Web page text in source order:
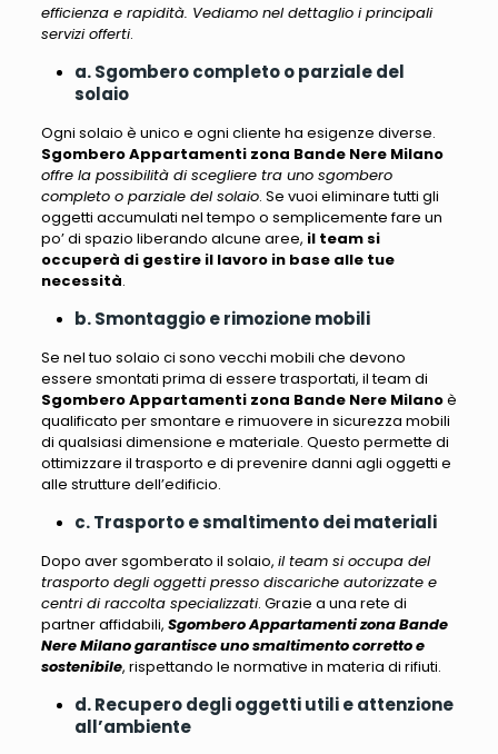
efficienza e rapidità. Vediamo nel dettaglio i principali
servizi offerti.
a. Sgombero completo o parziale del
solaio
Ogni solaio è unico e ogni cliente ha esigenze diverse.
Sgombero Appartamenti zona Bande Nere Milano
offre la possibilità di scegliere tra uno sgombero
completo o parziale del solaio. Se vuoi eliminare tutti gli
oggetti accumulati nel tempo o semplicemente fare un
po’ di spazio liberando alcune aree, il team si
occuperà di gestire il lavoro in base alle tue
necessità.
b. Smontaggio e rimozione mobili
Se nel tuo solaio ci sono vecchi mobili che devono
essere smontati prima di essere trasportati, il team di
Sgombero Appartamenti zona Bande Nere Milanoè
qualificato per smontare e rimuovere in sicurezza mobili
di qualsiasi dimensione e materiale. Questo permette di
ottimizzare il trasporto e di prevenire danni agli oggetti e
alle strutture dell’edificio.
c. Trasporto e smaltimento dei materiali
Dopo aver sgomberato il solaio, il team si occupa del
trasporto degli oggetti presso discariche autorizzate e
centri di raccolta specializzati. Grazie a una rete di
partner affidabili, Sgombero Appartamenti zona Bande
Nere Milano garantisce uno smaltimento corretto e
sostenibile, rispettando le normative in materia di rifiuti.
d. Recupero degli oggetti utili e attenzione
all’ambiente